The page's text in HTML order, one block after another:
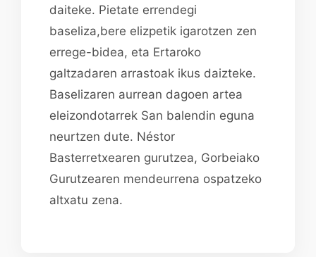
daiteke. Pietate errendegi
baseliza,bere elizpetik igarotzen zen
errege-bidea, eta Ertaroko
galtzadaren arrastoak ikus daizteke.
Baselizaren aurrean dagoen artea
eleizondotarrek San balendin eguna
neurtzen dute. Néstor
Basterretxearen gurutzea, Gorbeiako
Gurutzearen mendeurrena ospatzeko
altxatu zena.